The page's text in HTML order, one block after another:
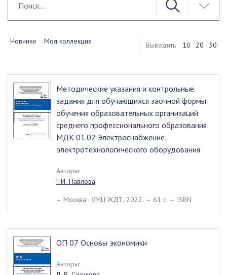
Новинки Моя коллекция Выводить 10 20 30
Методические указания и контрольные
задания для обучающихся заочной формы
обучения образовательных организаций
среднего профессионального образования
МДК 01.02 Электроснабжение
электротехнологического оборудования
Авторы:
Г.И. Павлова
– Москва : УМЦ ЖДТ, 2022. – 61 c. – ISBN
ОП 07 Основы экономики
Авторы: